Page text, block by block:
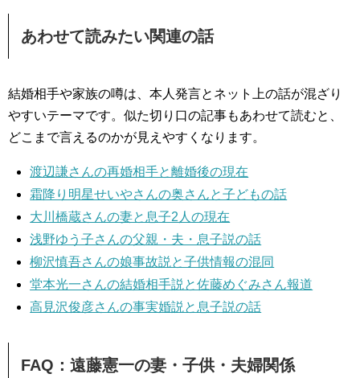
あわせて読みたい関連の話
結婚相手や家族の噂は、本人発言とネット上の話が混ざり
やすいテーマです。似た切り口の記事もあわせて読むと、
どこまで言えるのかが見えやすくなります。
渡辺謙さんの再婚相手と離婚後の現在
霜降り明星せいやさんの奥さんと子どもの話
大川橋蔵さんの妻と息子2人の現在
浅野ゆう子さんの父親・夫・息子説の話
柳沢慎吾さんの娘事故説と子供情報の混同
堂本光一さんの結婚相手説と佐藤めぐみさん報道
高見沢俊彦さんの事実婚説と息子説の話
FAQ：遠藤憲一の妻・子供・夫婦関係